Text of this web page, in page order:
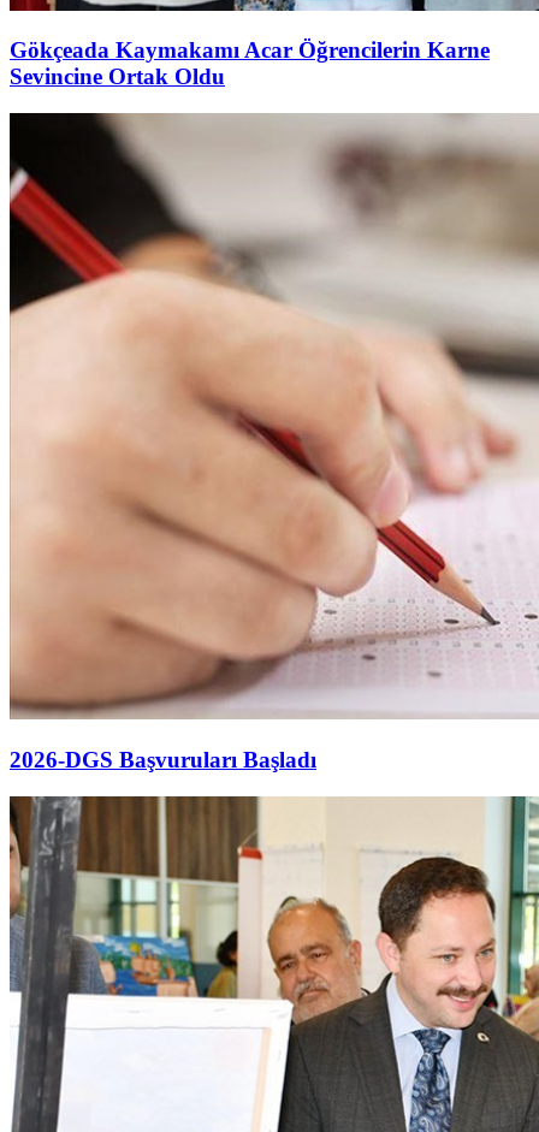
Gökçeada Kaymakamı Acar Öğrencilerin Karne
Sevincine Ortak Oldu
2026-DGS Başvuruları Başladı